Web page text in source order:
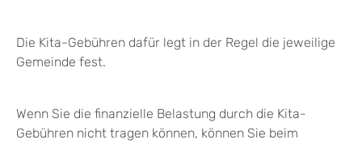
Die Kita-Gebühren dafür legt in der Regel die jeweilige
Gemeinde fest.
Wenn Sie die finanzielle Belastung durch die Kita-
Gebühren nicht tragen können, können Sie beim